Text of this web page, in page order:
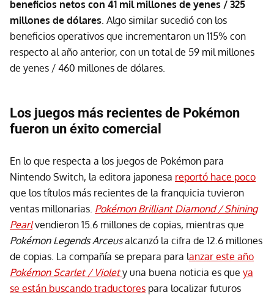
beneficios netos con 41 mil millones de yenes / 325
millones de dólares . Algo similar sucedió con los
beneficios operativos que incrementaron un 115% con
respecto al año anterior, con un total de 59 mil millones
de yenes / 460 millones de dólares.
Los juegos más recientes de Pokémon
fueron un éxito comercial
En lo que respecta a los juegos de Pokémon para
Nintendo Switch, la editora japonesa reportó hace poco
que los títulos más recientes de la franquicia tuvieron
ventas millonarias. Pokémon Brilliant Diamond / Shining
Pearl vendieron 15.6 millones de copias, mientras que
Pokémon Legends Arceusalcanzó la cifra de 12.6 millones
de copias. La compañía se prepara para lanzar este año
Pokémon Scarlet / Violet y una buena noticia es que ya
se están buscando traductores para localizar futuros